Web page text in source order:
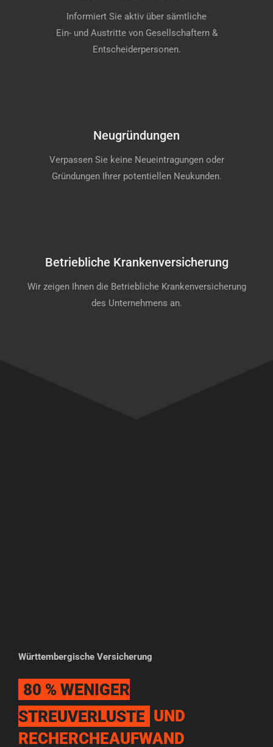
Informiert Sie aktiv über sämtliche
Ein- und Austritte von Gesellschaftern &
Entscheiderpersonen.
Neugründungen
Verpassen Sie keine Neueintragungen oder
Gründungen Ihrer potentiellen Neukunden.
Betriebliche Krankenversicherung
Wir zeigen Ihnen die Betriebliche Krankenversicherung
des Unternehmens an.
Württembergische Versicherung
80 % WENIGER
STREUVERLUSTE UND
RECHERCHEAUFWAND